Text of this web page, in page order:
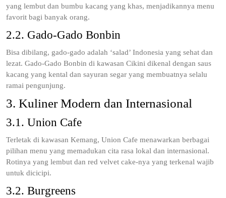
yang lembut dan bumbu kacang yang khas, menjadikannya menu
favorit bagi banyak orang.
2.2. Gado-Gado Bonbin
Bisa dibilang, gado-gado adalah ‘salad’ Indonesia yang sehat dan
lezat. Gado-Gado Bonbin di kawasan Cikini dikenal dengan saus
kacang yang kental dan sayuran segar yang membuatnya selalu
ramai pengunjung.
3. Kuliner Modern dan Internasional
3.1. Union Cafe
Terletak di kawasan Kemang, Union Cafe menawarkan berbagai
pilihan menu yang memadukan cita rasa lokal dan internasional.
Rotinya yang lembut dan red velvet cake-nya yang terkenal wajib
untuk dicicipi.
3.2. Burgreens